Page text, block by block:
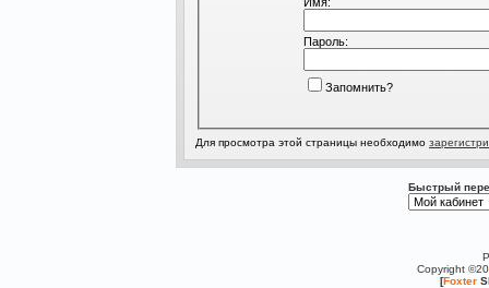
Пароль:
Запомнить?
Для просмотра этой страницы необходимо
Быстрый
Copyright
[Foxter